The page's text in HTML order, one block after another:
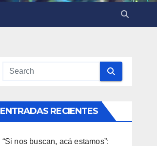
ENTRADAS RECIENTES
“Si nos buscan, acá estamos”: